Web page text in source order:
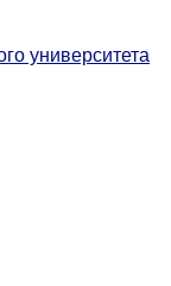
университета